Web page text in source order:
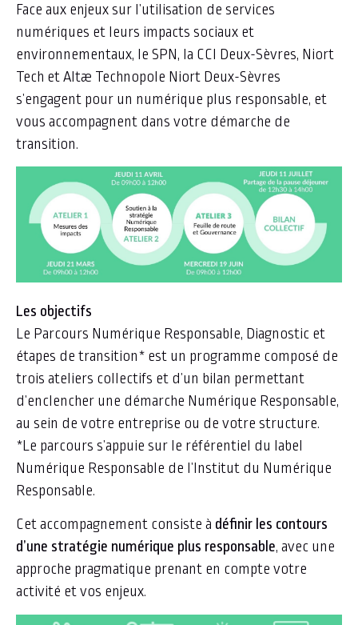
Face aux enjeux sur l’utilisation de services
numériques et leurs impacts sociaux et
environnementaux, le SPN, la CCI Deux-Sèvres, Niort
Tech et Altæ Technopole Niort Deux-Sèvres
s’engagent pour un numérique plus responsable, et
vous accompagnent dans votre démarche de
transition.
Les objectifs
Le Parcours Numérique Responsable, Diagnostic et
étapes de transition* est un programme composé de
trois ateliers collectifs et d’un bilan permettant
d’enclencher une démarche Numérique Responsable,
au sein de votre entreprise ou de votre structure.
*Le parcours s’appuie sur le référentiel du label
Numérique Responsable de l’Institut du Numérique
Responsable.
Cet accompagnement consiste à définir les contours
d’une stratégie numérique plus responsable, avec une
approche pragmatique prenant en compte votre
activité et vos enjeux.